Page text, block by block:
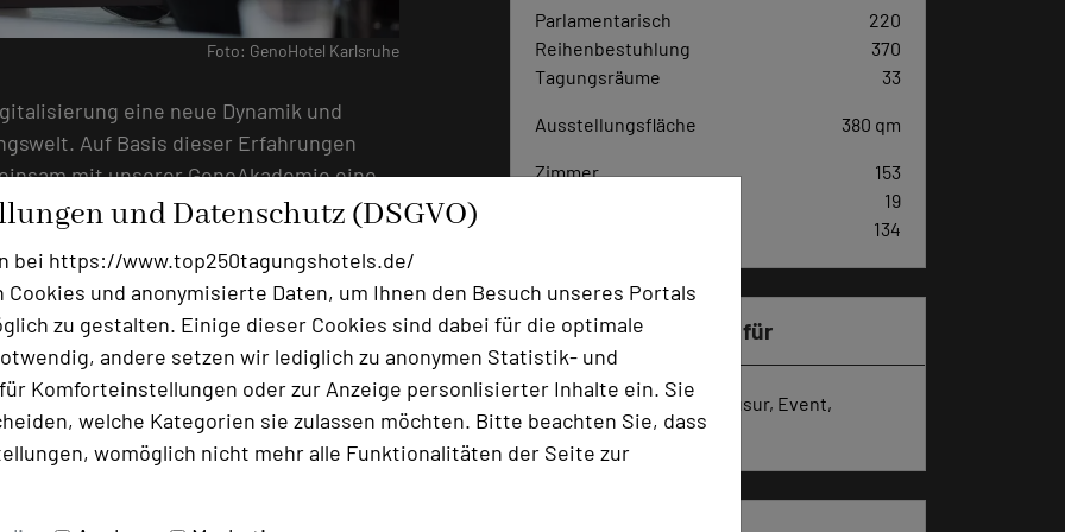
und Datenschutz (DSGVO)
bei https://www.top250tagungshotels.de/
und anonymisierte Daten, um Ihnen den Besuch unseres Portals
zu gestalten. Einige dieser Cookies sind dabei für die optimale
andere setzen wir lediglich zu anonymen Statistik- und
Komforteinstellungen oder zur Anzeige personlisierter Inhalte ein. Sie
welche Kategorien sie zulassen möchten. Bitte beachten Sie, dass
womöglich nicht mehr alle Funktionalitäten der Seite zur
Foto: GenoHotel Karlsruhe
eine neue Dynamik und
Auf Basis dieser Erfahrungen
mit unserer GenoAkademie eine
mit smarter Technik, die begeistert und
auf Wunsch
Event oder Seminar in Präsenz, rein
aus Live-Veranstaltung und
planen und Ihre Teilnehmer mit der
überraschen.
Parlamentarisch
220
Reihenbestuhlung
370
Tagungsräume
33
Ausstellungsfläche 380 qm
Zimmer
153
19
134
Besonders geeignet für
Seminar, Konferenz, Klausur, Event,
Kreativprozesse